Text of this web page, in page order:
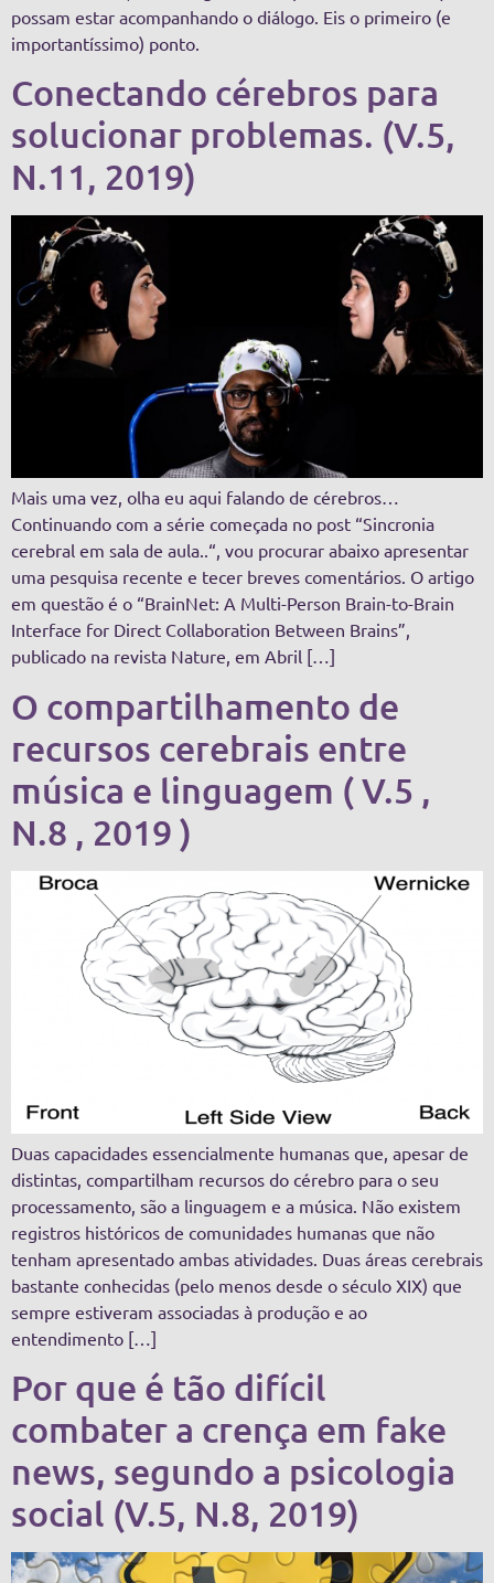
possam estar acompanhando o diálogo. Eis o primeiro (e
importantíssimo) ponto.
Conectando cérebros para
solucionar problemas. (V.5,
N.11, 2019)
Mais uma vez, olha eu aqui falando de cérebros…
Continuando com a série começada no post “Sincronia
cerebral em sala de aula..“, vou procurar abaixo apresentar
uma pesquisa recente e tecer breves comentários. O artigo
em questão é o “BrainNet: A Multi-Person Brain-to-Brain
Interface for Direct Collaboration Between Brains”,
publicado na revista Nature, em Abril […]
O compartilhamento de
recursos cerebrais entre
música e linguagem ( V.5 ,
N.8 , 2019 )
Duas capacidades essencialmente humanas que, apesar de
distintas, compartilham recursos do cérebro para o seu
processamento, são a linguagem e a música. Não existem
registros históricos de comunidades humanas que não
tenham apresentado ambas atividades. Duas áreas cerebrais
bastante conhecidas (pelo menos desde o século XIX) que
sempre estiveram associadas à produção e ao
entendimento […]
Por que é tão difícil
combater a crença em fake
news, segundo a psicologia
social (V.5, N.8, 2019)